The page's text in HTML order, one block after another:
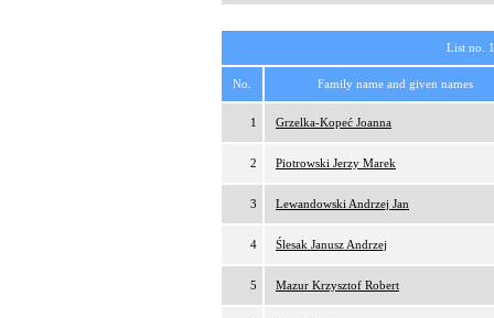
List no.
No. Family name and given names
1 Grzelka-Kopeć Joanna
2 Piotrowski Jerzy Marek
3 Lewandowski Andrzej Jan
4 Ślesak Janusz Andrzej
5 Mazur Krzysztof Robert